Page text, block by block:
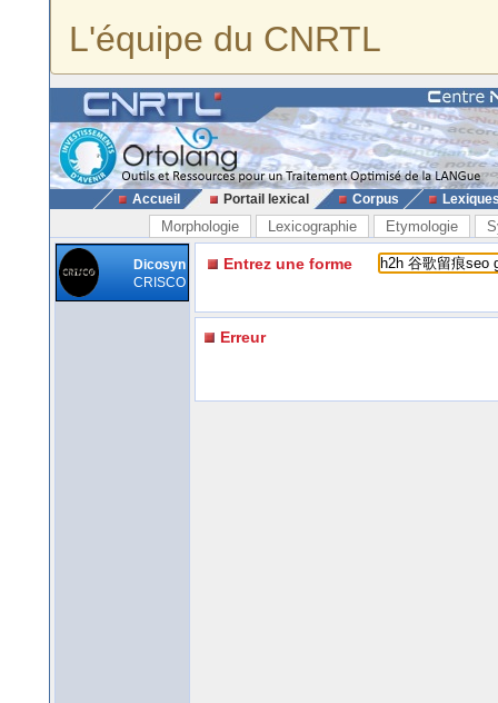
L'équipe du CNRTL
Accueil Portail lexical Corpus
Morphologie Lexicographie Etymologie
Dicosyn
CRISCO
Entrez une forme
Erreur